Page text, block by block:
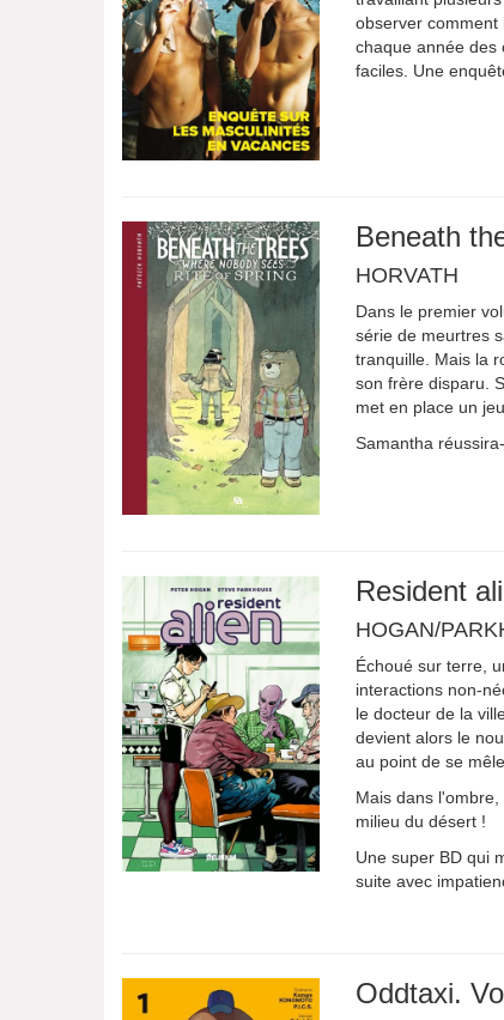
observer comment
chaque année des
faciles. Une
Beneath
HORVATH
Dans le premier
série de meurtres
tranquille. Mais la
son frère disparu.
met en place un
Samantha
Resident
HOGAN/
Échoué sur terre,
interactions non-
le docteur de la
devient alors le
au point de se
Mais dans
milieu du désert !
Une super BD qui
suite avec
Oddtaxi.